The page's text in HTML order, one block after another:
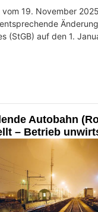
vom 19. November
(StGB) auf den 1.
Autobahn
– Betrieb